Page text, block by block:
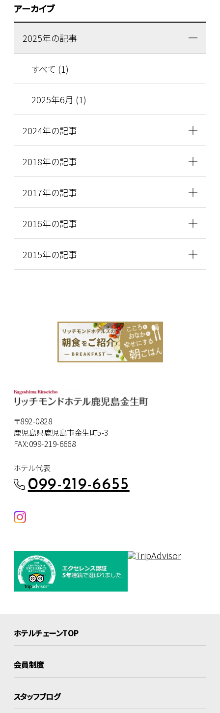
アーカイブ
2025年の記事
すべて (1)
2025年6月 (1)
2024年の記事
2018年の記事
2017年の記事
2016年の記事
2015年の記事
〒892-0828
鹿児島県鹿児島市金生町5-3
FAX:099-219-6668
ホテル代表
099-219-6655
ホテルチェーンTOP
会員制度
スタッフブログ